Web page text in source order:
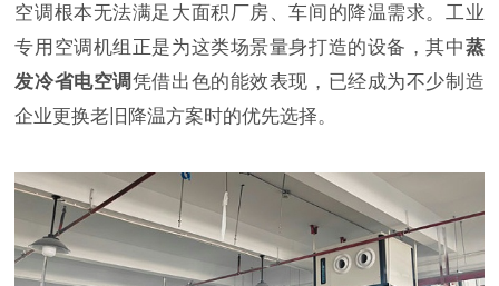
空调根本无法满足大面积厂房、车间的降温需求。工业
专用空调机组正是为这类场景量身打造的设备，其中蒸
发冷省电空调凭借出色的能效表现，已经成为不少制造
企业更换老旧降温方案时的优先选择。